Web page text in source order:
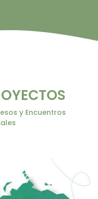
y Encuentros